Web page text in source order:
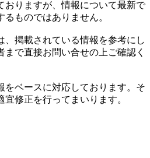
おりますが、情報について最新で
ものではありません。
、掲載されている情報を参考にし
で直接お問い合せの上ご確認く
をベースに対応しております。そ
修正を行ってまいります。